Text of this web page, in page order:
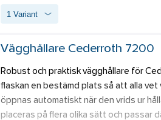
3 st Cederroth 4-in-1 mini Blodstoppare
1 st Cederroth Eye & Wound Cleansing
1 st Salvequick Plåsterautomat inkl 45
6444)
1 (x 20) st Salvequick Sårtvättare (REF
1 Variant
Vägghållare Cederroth 7200
Robust och praktisk vägghållare för
flaskan en bestämd plats så att alla
öppnas automatiskt när den vrids ur
placeras på flera olika sätt och passar